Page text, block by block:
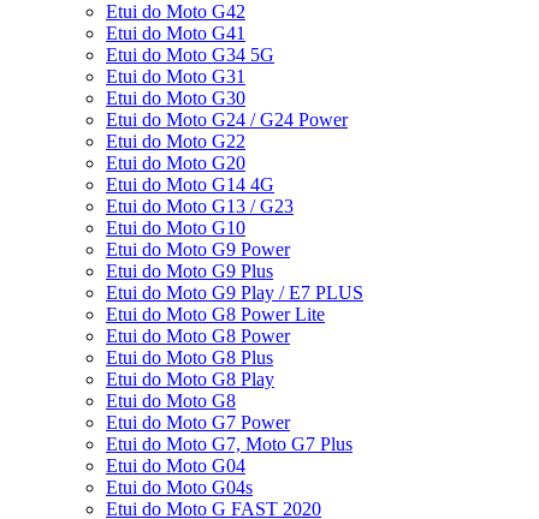
Etui do Moto G42
Etui do Moto G41
Etui do Moto G34 5G
Etui do Moto G31
Etui do Moto G30
Etui do Moto G24 / G24 Power
Etui do Moto G22
Etui do Moto G20
Etui do Moto G14 4G
Etui do Moto G13 / G23
Etui do Moto G10
Etui do Moto G9 Power
Etui do Moto G9 Plus
Etui do Moto G9 Play / E7 PLUS
Etui do Moto G8 Power Lite
Etui do Moto G8 Power
Etui do Moto G8 Plus
Etui do Moto G8 Play
Etui do Moto G8
Etui do Moto G7 Power
Etui do Moto G7, Moto G7 Plus
Etui do Moto G04
Etui do Moto G04s
Etui do Moto G FAST 2020